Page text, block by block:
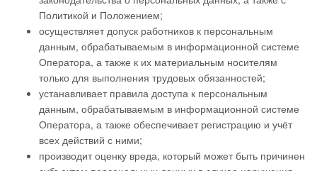
Политикой и Положением;
осуществляет допуск работников к персональным
данным, обрабатываемым в информационной системе
Оператора, а также к их материальным носителям
только для выполнения трудовых обязанностей;
устанавливает правила доступа к персональным
данным, обрабатываемым в информационной системе
Оператора, а также обеспечивает регистрацию и учёт
всех действий с ними;
производит оценку вреда, который может быть причинен